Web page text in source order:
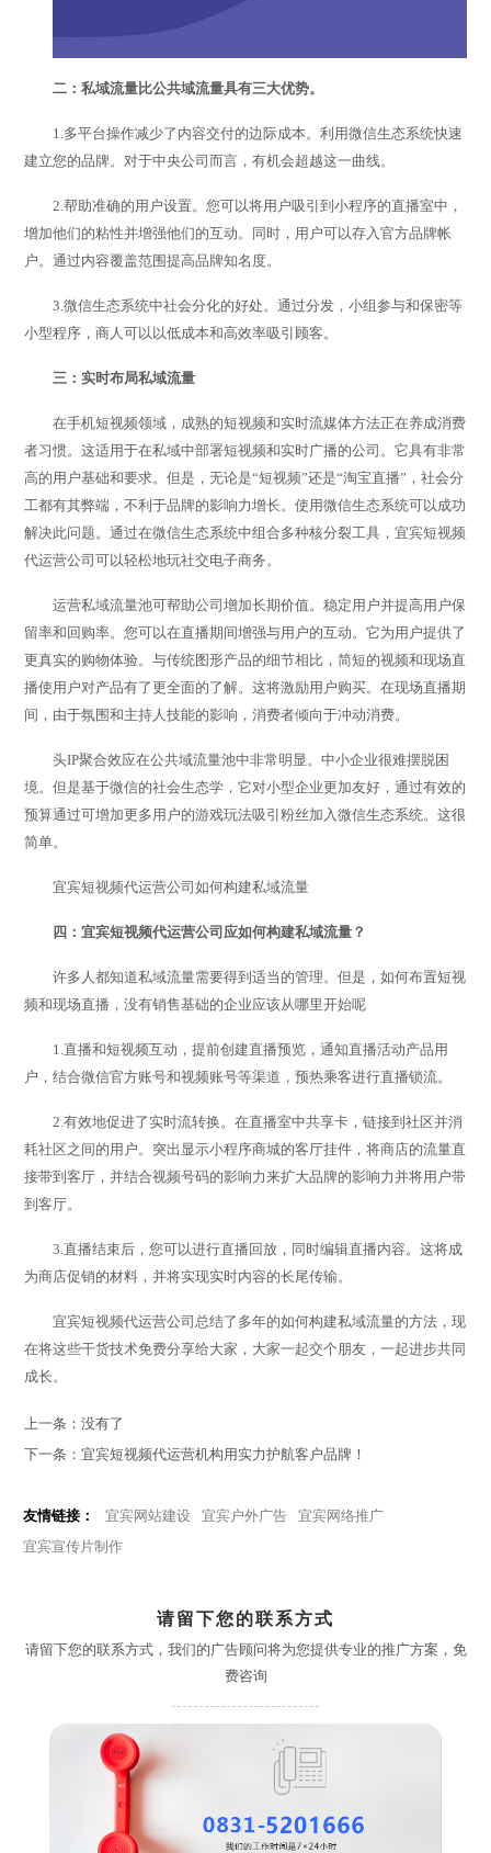
二：私域流量比公共域流量具有三大优势。
1.多平台操作减少了内容交付的边际成本。利用微信生态系统快速
建立您的品牌。对于中央公司而言，有机会超越这一曲线。
2.帮助准确的用户设置。您可以将用户吸引到小程序的直播室中，
增加他们的粘性并增强他们的互动。同时，用户可以存入官方品牌帐
户。通过内容覆盖范围提高品牌知名度。
3.微信生态系统中社会分化的好处。通过分发，小组参与和保密等
小型程序，商人可以以低成本和高效率吸引顾客。
三：实时布局私域流量
在手机短视频领域，成熟的短视频和实时流媒体方法正在养成消费
者习惯。这适用于在私域中部署短视频和实时广播的公司。它具有非常
高的用户基础和要求。但是，无论是“短视频”还是“淘宝直播”，社会分
工都有其弊端，不利于品牌的影响力增长。使用微信生态系统可以成功
解决此问题。通过在微信生态系统中组合多种核分裂工具，宜宾短视频
代运营公司可以轻松地玩社交电子商务。
运营私域流量池可帮助公司增加长期价值。稳定用户并提高用户保
留率和回购率。您可以在直播期间增强与用户的互动。它为用户提供了
更真实的购物体验。与传统图形产品的细节相比，简短的视频和现场直
播使用户对产品有了更全面的了解。这将激励用户购买。在现场直播期
间，由于氛围和主持人技能的影响，消费者倾向于冲动消费。
头IP聚合效应在公共域流量池中非常明显。中小企业很难摆脱困
境。但是基于微信的社会生态学，它对小型企业更加友好，通过有效的
预算通过可增加更多用户的游戏玩法吸引粉丝加入微信生态系统。这很
简单。
宜宾短视频代运营公司如何构建私域流量
四：宜宾短视频代运营公司应如何构建私域流量？
许多人都知道私域流量需要得到适当的管理。但是，如何布置短视
频和现场直播，没有销售基础的企业应该从哪里开始呢
1.直播和短视频互动，提前创建直播预览，通知直播活动产品用
户，结合微信官方账号和视频账号等渠道，预热乘客进行直播锁流。
2.有效地促进了实时流转换。在直播室中共享卡，链接到社区并消
耗社区之间的用户。突出显示小程序商城的客厅挂件，将商店的流量直
接带到客厅，并结合视频号码的影响力来扩大品牌的影响力并将用户带
到客厅。
3.直播结束后，您可以进行直播回放，同时编辑直播内容。这将成
为商店促销的材料，并将实现实时内容的长尾传输。
宜宾短视频代运营公司总结了多年的如何构建私域流量的方法，现
在将这些干货技术免费分享给大家，大家一起交个朋友，一起进步共同
成长。
上一条：没有了
下一条：宜宾短视频代运营机构用实力护航客户品牌！
友情链接： 宜宾网站建设 宜宾户外广告
宜宾网络推广
宜宾宣传片制作
请留下您的联系方式
请留下您的联系方式，我们的广告顾问将为您提供专业的推广方案，免
费咨询